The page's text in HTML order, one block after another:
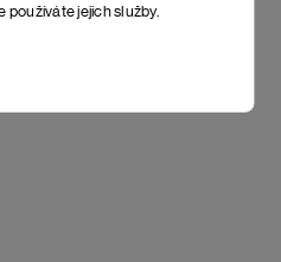
používáte jejich služby.